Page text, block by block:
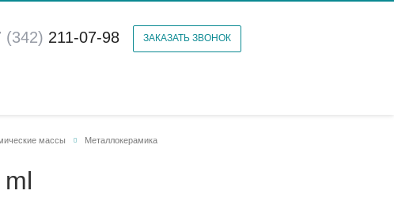
ЗАКАЗАТЬ ЗВОНОК
(342) 211-07-98
массы Металлокерамика